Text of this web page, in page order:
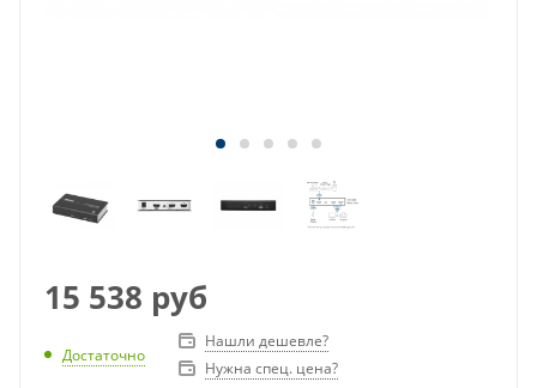
15 538 руб
Достаточно
Нашли дешевле?
Нужна спец. цена?